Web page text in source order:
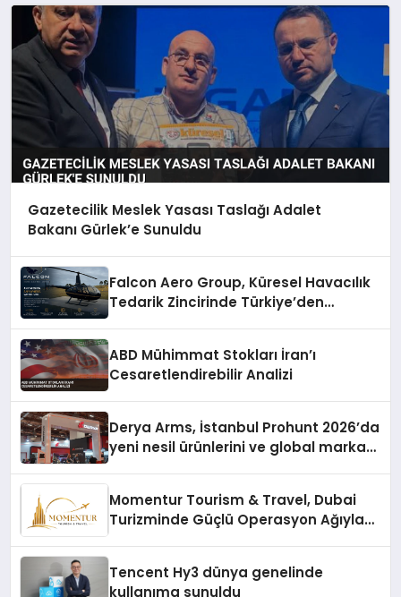
Gazetecilik Meslek Yasası Taslağı Adalet
Bakanı Gürlek’e Sunuldu
Falcon Aero Group, Küresel Havacılık
Tedarik Zincirinde Türkiye’den
ABD Mühimmat Stokları İran’ı
Cesaretlendirebilir Analizi
Derya Arms, İstanbul Prohunt 2026’da
yeni nesil ürünlerini ve global marka
Momentur Tourism & Travel, Dubai
Turizminde Güçlü Operasyon Ağıyla
Tencent Hy3 dünya genelinde
kullanıma sunuldu